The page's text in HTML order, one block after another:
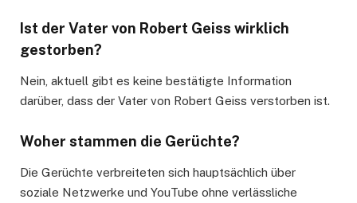
Ist der Vater von Robert Geiss wirklich
gestorben?
Nein, aktuell gibt es keine bestätigte Information
darüber, dass der Vater von Robert Geiss verstorben ist.
Woher stammen die Gerüchte?
Die Gerüchte verbreiteten sich hauptsächlich über
soziale Netzwerke und YouTube ohne verlässliche